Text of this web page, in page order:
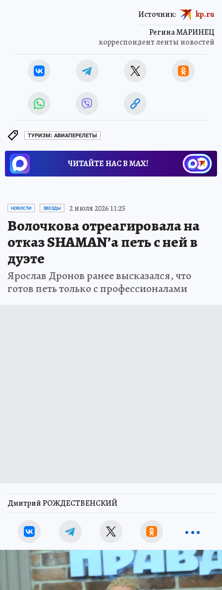
Регина МАРИНЕЦ
корреспондент ленты новостей
Источник: kp.ru
ТУРИЗМ: АВИАПЕРЕЛЕТЫ
ЧИТАЙТЕ НАС В МАХ!
НОВОСТИ ЗВЕЗДЫ 2 июля 2026 11:25
Волочкова отреагировала на
отказ SHAMAN’а петь с ней в
дуэте
Ярослав Дронов ранее высказался, что
готов петь только с профессионалами
Дмитрий РОЖДЕСТВЕНСКИЙ